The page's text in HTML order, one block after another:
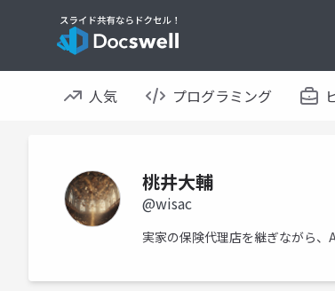
人気 プログラミング
桃井大輔
@wisac
実家の保険代理店を継ぎながら、